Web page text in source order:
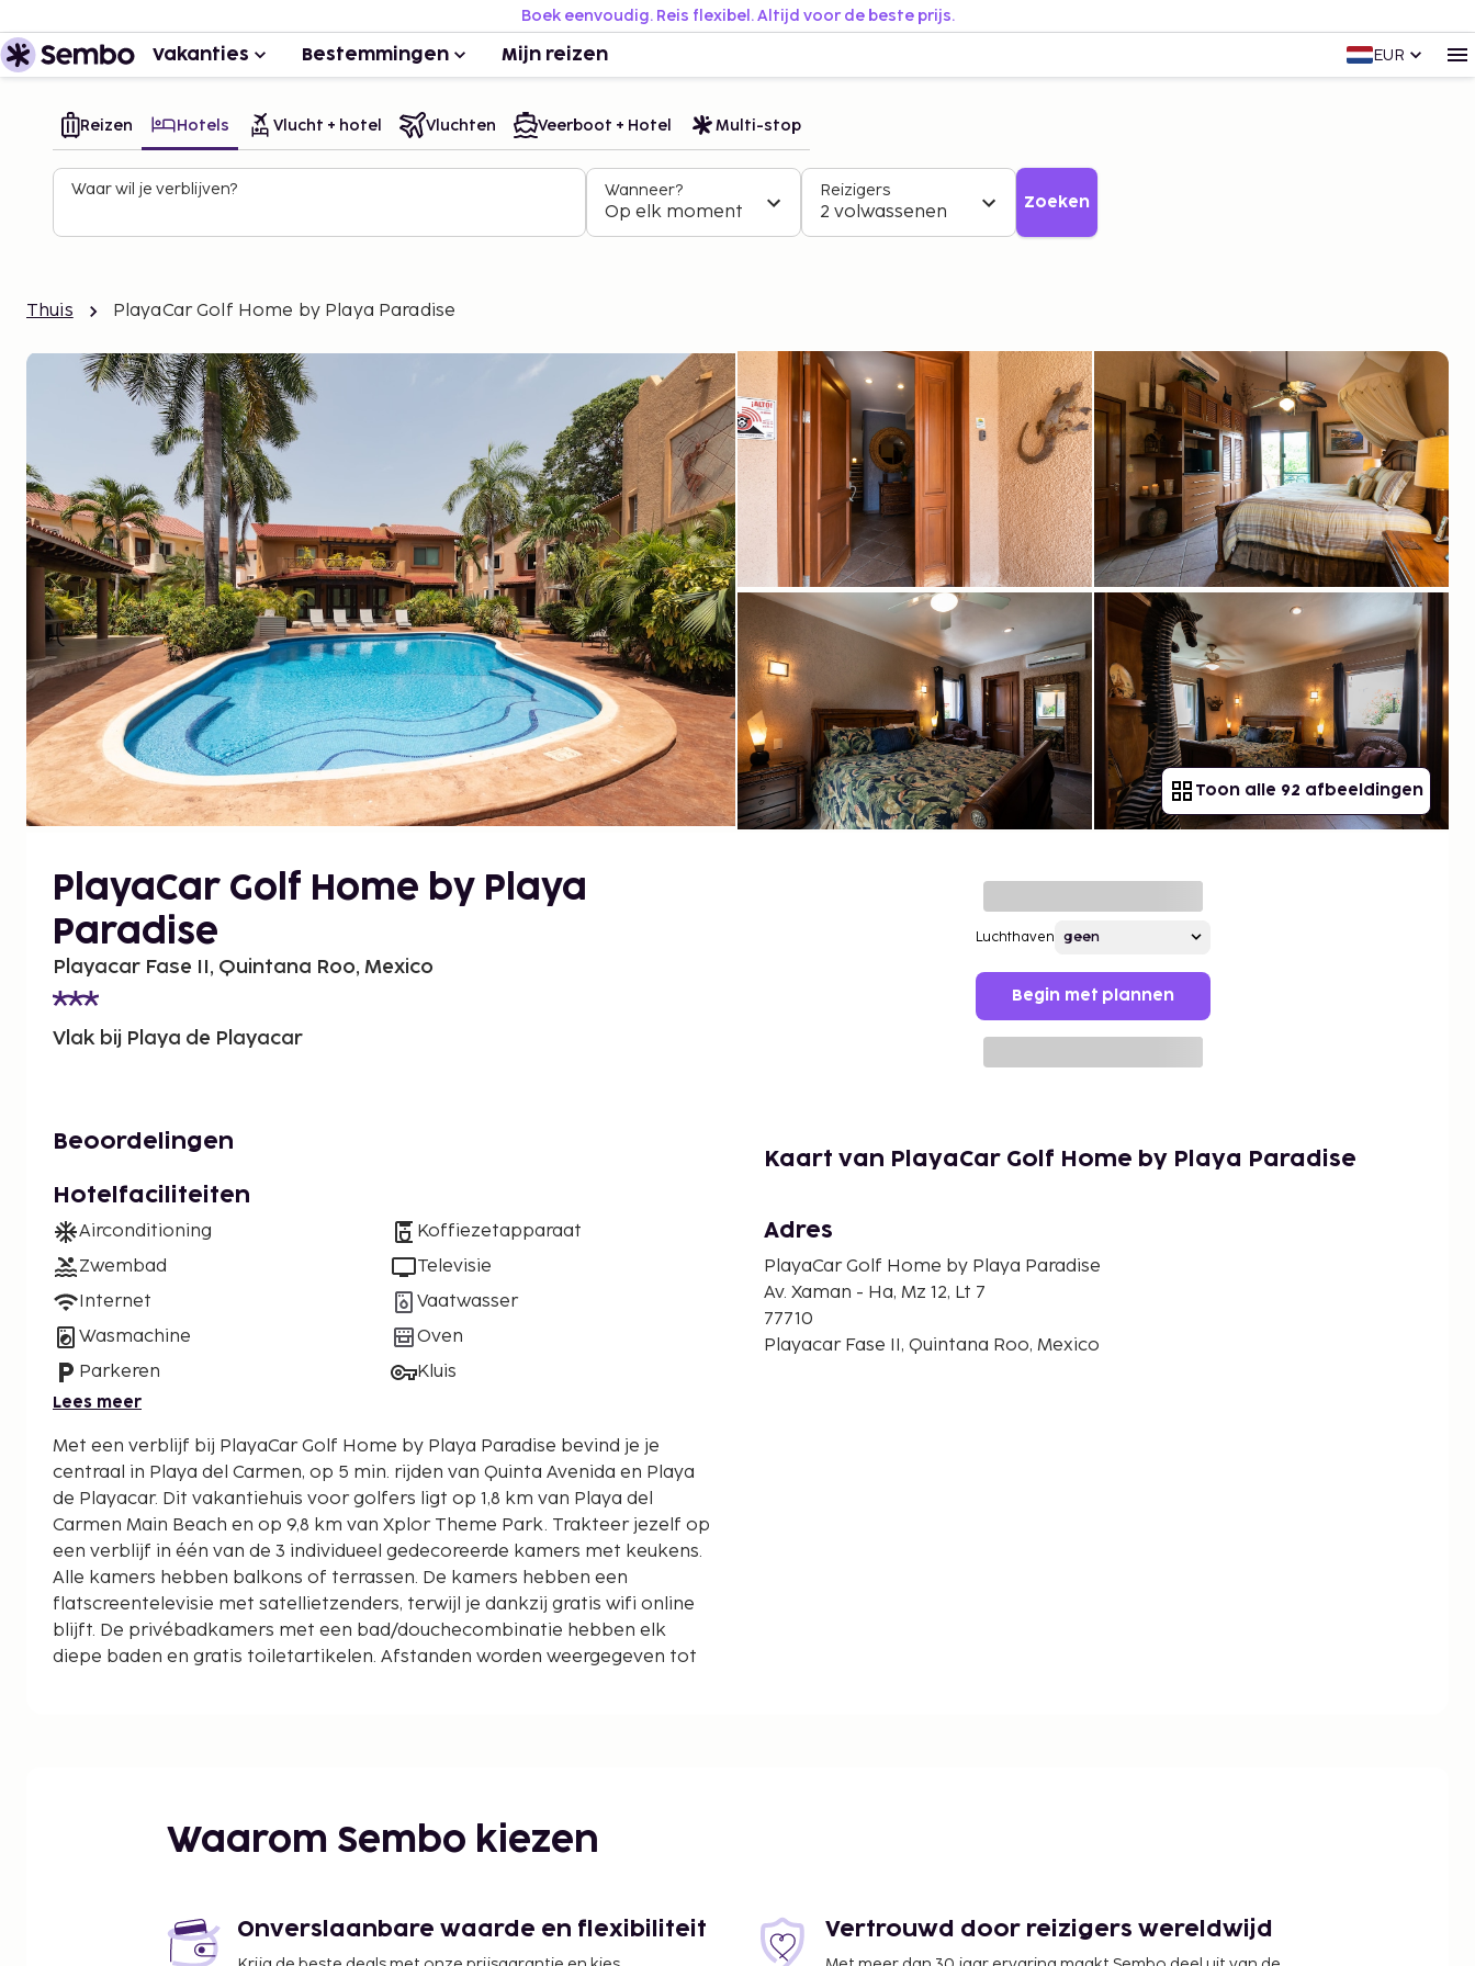
Boek eenvoudig. Reis flexibel. Altijd voor de beste prijs.
Vakanties Bestemmingen Mijn reizen EUR
Reizen Hotels Vlucht + hotel Vluchten Veerboot + Hotel Multi-stop
Waar wil je verblijven? Wanneer?
Op elk moment
Reizigers
2 volwassenen Zoeken
Thuis PlayaCar Golf Home by Playa Paradise
Toon alle 92 afbeeldingen
PlayaCar Golf Home by Playa
Paradise
Playacar Fase II, Quintana Roo, Mexico
Vlak bij Playa de Playacar
Luchthaven
Begin met plannen
Beoordelingen
Hotelfaciliteiten
Airconditioning
Zwembad
Internet
Wasmachine
Parkeren
Koffiezetapparaat
Televisie
Vaatwasser
Oven
Kluis
Lees meer
Met een verblijf bij PlayaCar Golf Home by Playa Paradise bevind je je
centraal in Playa del Carmen, op 5 min. rijden van Quinta Avenida en Playa
de Playacar. Dit vakantiehuis voor golfers ligt op 1,8 km van Playa del
Carmen Main Beach en op 9,8 km van Xplor Theme Park. Trakteer jezelf op
een verblijf in één van de 3 individueel gedecoreerde kamers met keukens.
Alle kamers hebben balkons of terrassen. De kamers hebben een
flatscreentelevisie met satellietzenders, terwijl je dankzij gratis wifi online
blijft. De privébadkamers met een bad/douchecombinatie hebben elk
diepe baden en gratis toiletartikelen. Afstanden worden weergegeven tot
Paseo del Carmen - 1,1 km
Fietspad op Paseo Xaman-Ha - 1,3 km
Founders Park - 1,4 km
Portal Maya - 1,5 km
Kaart van PlayaCar Golf Home by Playa Paradise
Adres
PlayaCar Golf Home by Playa Paradise
Av. Xaman - Ha, Mz 12, Lt 7
77710
Playacar Fase II, Quintana Roo, Mexico
Waarom Sembo kiezen
Onverslaanbare waarde en flexibiliteit Vertrouwd door reizigers wereldwijd